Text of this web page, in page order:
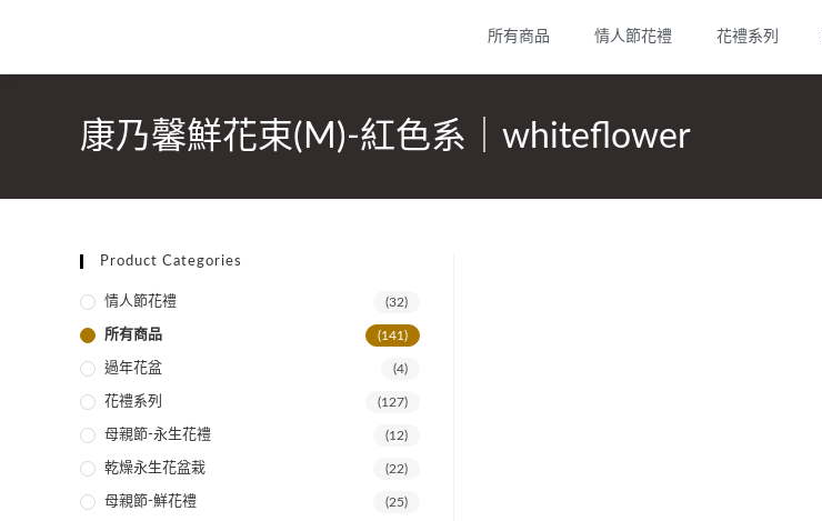
所有商品 情人節花禮 花禮系列
康乃馨鮮花束(M)-紅色系｜whiteflower
Product Categories
情人節花禮 (32)
所有商品 (141)
過年花盆 (4)
花禮系列 (127)
母親節-永生花禮 (12)
乾燥永生花盆栽 (22)
母親節-鮮花禮 (25)